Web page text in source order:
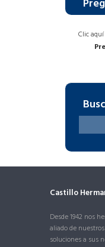
Clic
Castillo
Desde 1942 nos
aliado de
soluciones a sus